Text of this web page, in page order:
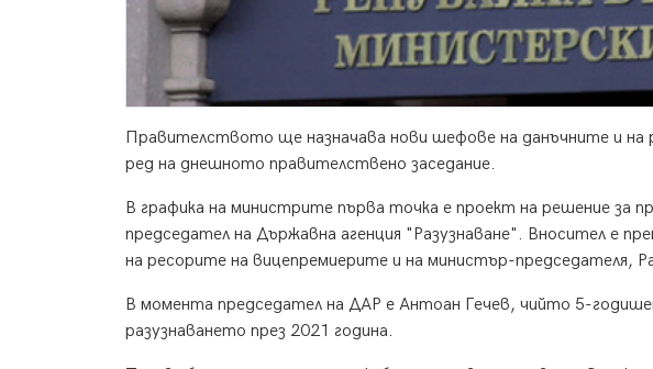
Правителството ще назначава нови шефове на данъчните и на
ред на днешното правителствено заседание.
В графика на министрите първа точка е проект на решение за
председател на Държавна агенция "Разузнаване". Вносител е
на ресорите на вицепремиерите и на министър-председателя,
В момента председател на ДАР е Антоан Гечев, чийто 5-
разузнаването през 2021 година.